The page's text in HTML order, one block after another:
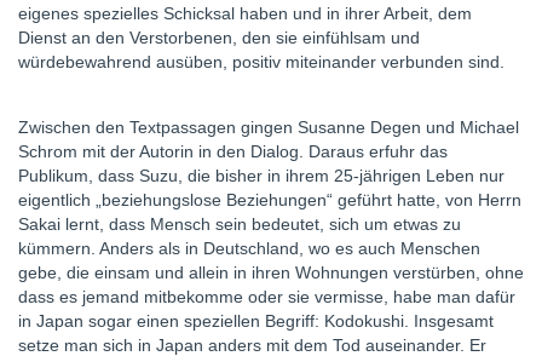
eigenes spezielles Schicksal haben und in ihrer Arbeit, dem
Dienst an den Verstorbenen, den sie einfühlsam und
würdebewahrend ausüben, positiv miteinander verbunden sind.
Zwischen den Textpassagen gingen Susanne Degen und Michael
Schrom mit der Autorin in den Dialog. Daraus erfuhr das
Publikum, dass Suzu, die bisher in ihrem 25-jährigen Leben nur
eigentlich „beziehungslose Beziehungen“ geführt hatte, von Herrn
Sakai lernt, dass Mensch sein bedeutet, sich um etwas zu
kümmern. Anders als in Deutschland, wo es auch Menschen
gebe, die einsam und allein in ihren Wohnungen verstürben, ohne
dass es jemand mitbekomme oder sie vermisse, habe man dafür
in Japan sogar einen speziellen Begriff: Kodokushi. Insgesamt
setze man sich in Japan anders mit dem Tod auseinander. Er